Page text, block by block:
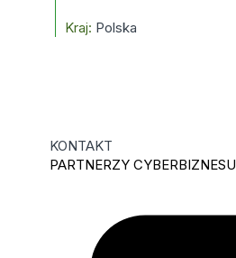
Kraj: Polska
KONTAKT
PARTNERZY CYBERBIZNESU